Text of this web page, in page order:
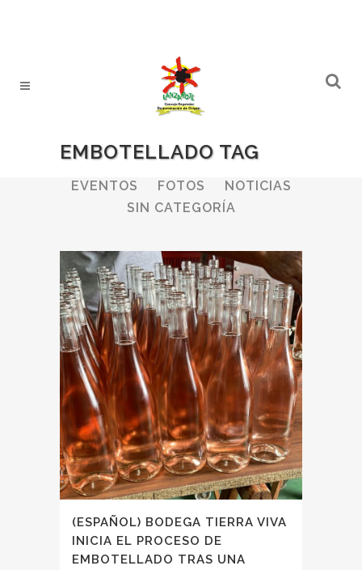
EMBOTELLADO TAG
ALL BODEGAS
BOLETINES
EVENTOS
FOTOS
NOTICIAS
SIN CATEGORÍA
(ESPAÑOL) BODEGA TIERRA VIVA
INICIA EL PROCESO DE
EMBOTELLADO TRAS UNA